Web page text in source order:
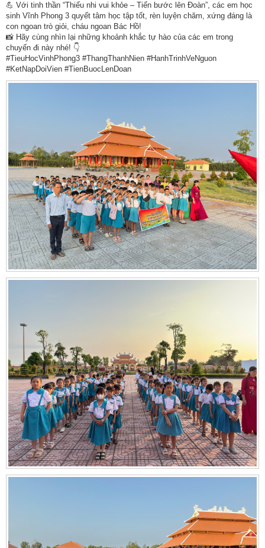
💪 Với tinh thần “Thiếu nhi vui khỏe – Tiến bước lên Đoàn”, các em học
sinh Vĩnh Phong 3 quyết tâm học tập tốt, rèn luyện chăm, xứng đáng là
con ngoan trò giỏi, cháu ngoan Bác Hồ!
📸 Hãy cùng nhìn lại những khoảnh khắc tự hào của các em trong
chuyến đi này nhé! 👇
#TieuHocVinhPhong3 #ThangThanhNien #HanhTrinhVeNguon
#KetNapDoiVien #TienBuocLenDoan